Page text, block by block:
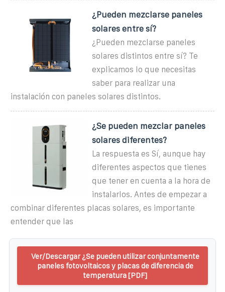
¿Pueden mezclarse paneles
solares entre sí?
¿Pueden mezclarse paneles
solares distintos entre sí? Te
explicamos lo que necesitas
saber para realizar una
instalación con paneles solares distintos.
¿Se pueden mezclar paneles
solares diferentes?
La respuesta es Sí, aunque hay
diferentes aspectos que tienes
que tener en cuenta a la hora de
instalarlos. Antes de empezar a
combinar diferentes placas solares, es importante
entender que las
Ver/Descargar ¿Se pueden utilizar conjuntamente
paneles fotovoltaicos y placas de diferencia de
temperatura [PDF]